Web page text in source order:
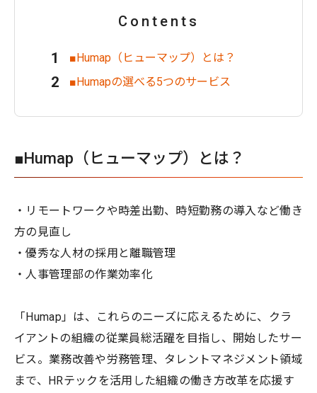
Contents
■Humap（ヒューマップ）とは？
■Humapの選べる5つのサービス
■Humap（ヒューマップ）とは？
・リモートワークや時差出勤、時短勤務の導入など働き
方の見直し
・優秀な人材の採用と離職管理
・人事管理部の作業効率化
「Humap」は、これらのニーズに応えるために、クラ
イアントの組織の従業員総活躍を目指し、開始したサー
ビス。業務改善や労務管理、タレントマネジメント領域
まで、HRテックを活用した組織の働き方改革を応援す